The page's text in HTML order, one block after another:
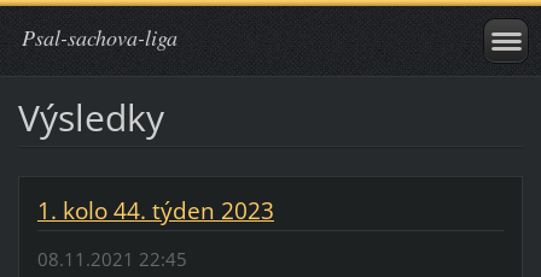
Psal-sachova-liga
Výsledky
1. kolo 44. týden 2023
08.11.2021 22:45